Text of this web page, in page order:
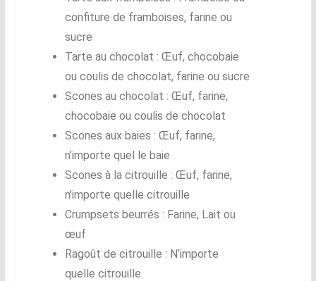
confiture de framboises, farine ou
sucre
Tarte au chocolat : Œuf, chocobaie
ou coulis de chocolat, farine ou sucre
Scones au chocolat : Œuf, farine,
chocobaie ou coulis de chocolat
Scones aux baies : Œuf, farine,
n’importe quel le baie
Scones à la citrouille : Œuf, farine,
n’importe quelle citrouille
Crumpsets beurrés : Farine, Lait ou
œuf
Ragoût de citrouille : N’importe
quelle citrouille